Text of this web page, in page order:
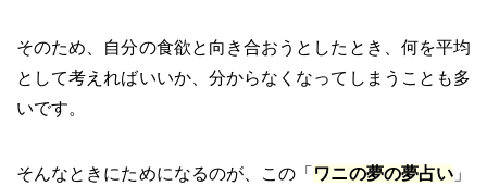
そのため、自分の食欲と向き合おうとしたとき、何を平均
として考えればいいか、分からなくなってしまうことも多
いです。
そんなときにためになるのが、この「 ワニの夢の夢占い 」